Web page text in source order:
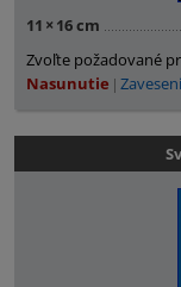
11 × 16 cm
Zvoľte požadované
Nasunutie